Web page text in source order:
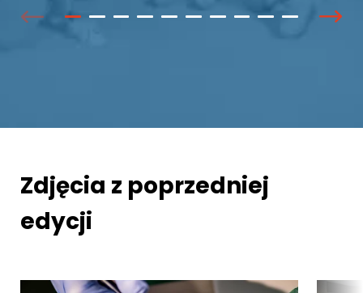
Zdjęcia z poprzedniej
edycji